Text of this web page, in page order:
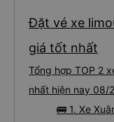
Đặt vé xe
giá tốt nhất
Tổng hợp TOP 2
nhất hiện nay 08/
🚌 1. Xe